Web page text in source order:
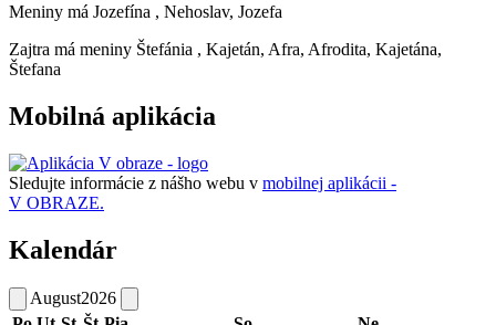
Meniny má Jozefína , Nehoslav, Jozefa
Zajtra má meniny Štefánia , Kajetán, Afra, Afrodita, Kajetána,
Štefana
Mobilná aplikácia
Sledujte informácie z nášho webu v mobilnej aplikácii -
V OBRAZE.
Kalendár
August2026